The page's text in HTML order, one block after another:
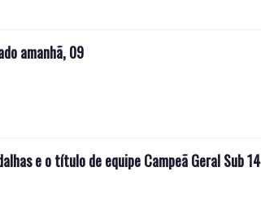
amanhã, 09
e o título de equipe Campeã Geral Sub 14